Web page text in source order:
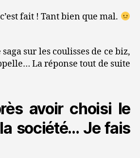
fait ! Tant bien que mal.
sur les coulisses de ce biz,
La réponse tout de suite
avoir choisi le
société… Je fais